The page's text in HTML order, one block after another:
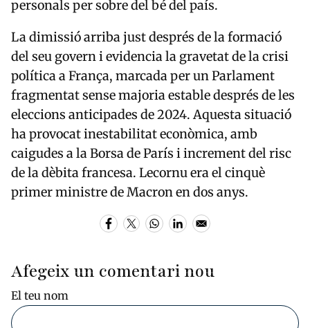
personals per sobre del bé del país.
La dimissió arriba just després de la formació
del seu govern i evidencia la gravetat de la crisi
política a França, marcada per un Parlament
fragmentat sense majoria estable després de les
eleccions anticipades de 2024. Aquesta situació
ha provocat inestabilitat econòmica, amb
caigudes a la Borsa de París i increment del risc
de la dèbita francesa. Lecornu era el cinquè
primer ministre de Macron en dos anys.
Afegeix un comentari nou
El teu nom